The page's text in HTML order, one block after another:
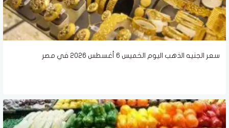
سعر الجنيه الذهب اليوم الخميس 6 أغسطس 2026 في مصر